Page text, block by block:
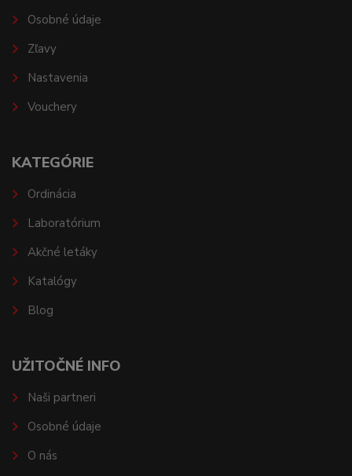
Osobné údaje
Zľavy
Nastavenia
Vouchery
KATEGÓRIE
Ordinácia
Laboratórium
Akčné letáky
Katalógy
Blog
UŽITOČNÉ INFO
Naši partneri
Osobné údaje
O nás